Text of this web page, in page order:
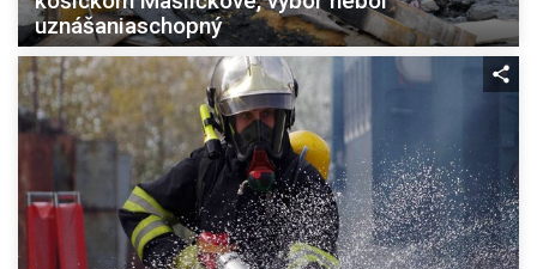
uznášaniaschopný